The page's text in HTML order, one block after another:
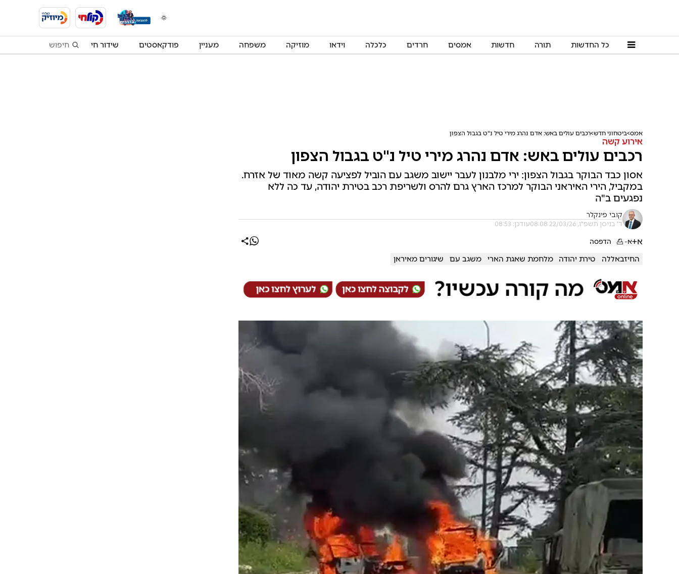
כל החדשות תורה חדשות אמסים חרדים כלכלה וידאו מוזיקה משפחה מעניין פודקאסטים שידור חי
אמס ביטחוני חדש רכבים עולים באש: אדם נהרג מירי טיל נ"ט בגבול הצפון
אירוע קשה
רכבים עולים באש: אדם נהרג מירי טיל נ"ט בגבול הצפון
אסון כבד הבוקר בגבול הצפון: ירי מלבנון לעבר יישוב משגב עם הוביל לפציעה קשה מאוד של אזרח.
במקביל, הירי האיראני הבוקר למרכז הארץ גרם להרס ולשריפת רכב בטירת יהודה, עד כה ללא
נפגעים ב"ה
קובי פינקלר
ד' בניסן תשפ"ו, 22/03/26 08:08 עודכן: 08:53
א+א- הדפסה
החיזבאללה טירת יהודה מלחמת שאגת הארי משגב עם שיגורים מאיראן